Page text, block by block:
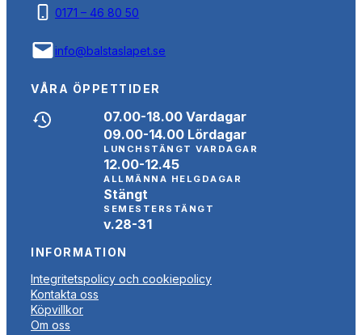
0171 – 46 80 50
info@balstaslapet.se
VÅRA ÖPPETTIDER
07.00-18.00 Vardagar
09.00-14.00 Lördagar
LUNCHSTÄNGT VARDAGAR
12.00-12.45
ALLMÄNNA HELGDAGAR
Stängt
SEMESTERSTÄNGT
v.28-31
INFORMATION
Integritetspolicy och cookiepolicy
Kontakta oss
Köpvillkor
Om oss